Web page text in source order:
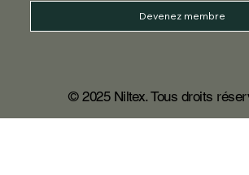
Devenez membre
© 2025 Niltex. Tous droits